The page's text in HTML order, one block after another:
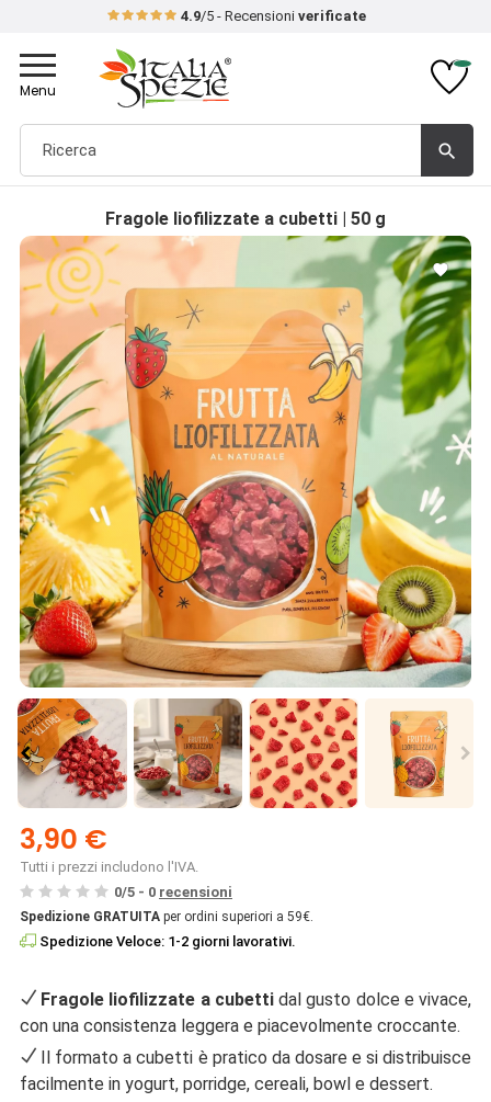
4.9/5 - Recensioni verificate
search
Toggle
navigation
Menu
Fragole liofilizzate a cubetti | 50 g

3,90 €
Tutti i prezzi includono l'IVA.
0/5 - 0 recensioni
Spedizione GRATUITA per ordini superiori a 59€.
Spedizione Veloce: 1-2 giorni lavorativi.
Fragole liofilizzate a cubettidal gusto dolce e vivace,
con una consistenza leggera e piacevolmente croccante.
Il formato a cubetti è pratico da dosare e si distribuisce
facilmente in yogurt, porridge, cereali, bowl e dessert.